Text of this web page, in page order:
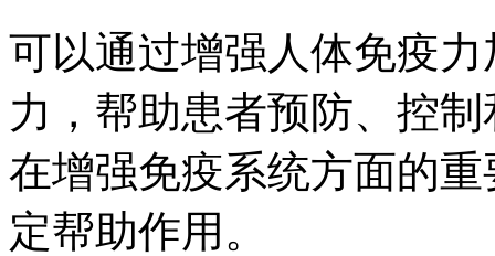
可以通过增强人体免疫
力，帮助患者预防、控
在增强免疫系统方面的
定帮助作用。